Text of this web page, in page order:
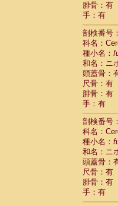
腓骨：有
手：有
剖検番号
科名：
種小名：
和名：ニ
頭蓋骨：
尺骨：有
腓骨：有
手：有
剖検番号
科名：
種小名：
和名：ニ
頭蓋骨：
尺骨：有
腓骨：有
手：有